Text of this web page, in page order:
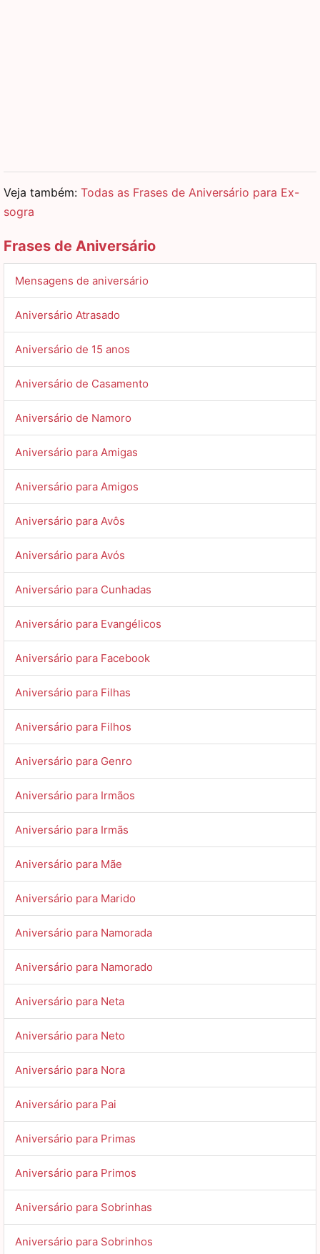
Veja também: Todas as Frases de Aniversário para Ex-
sogra
Frases de Aniversário
Mensagens de aniversário
Aniversário Atrasado
Aniversário de 15 anos
Aniversário de Casamento
Aniversário de Namoro
Aniversário para Amigas
Aniversário para Amigos
Aniversário para Avôs
Aniversário para Avós
Aniversário para Cunhadas
Aniversário para Evangélicos
Aniversário para Facebook
Aniversário para Filhas
Aniversário para Filhos
Aniversário para Genro
Aniversário para Irmãos
Aniversário para Irmãs
Aniversário para Mãe
Aniversário para Marido
Aniversário para Namorada
Aniversário para Namorado
Aniversário para Neta
Aniversário para Neto
Aniversário para Nora
Aniversário para Pai
Aniversário para Primas
Aniversário para Primos
Aniversário para Sobrinhas
Aniversário para Sobrinhos